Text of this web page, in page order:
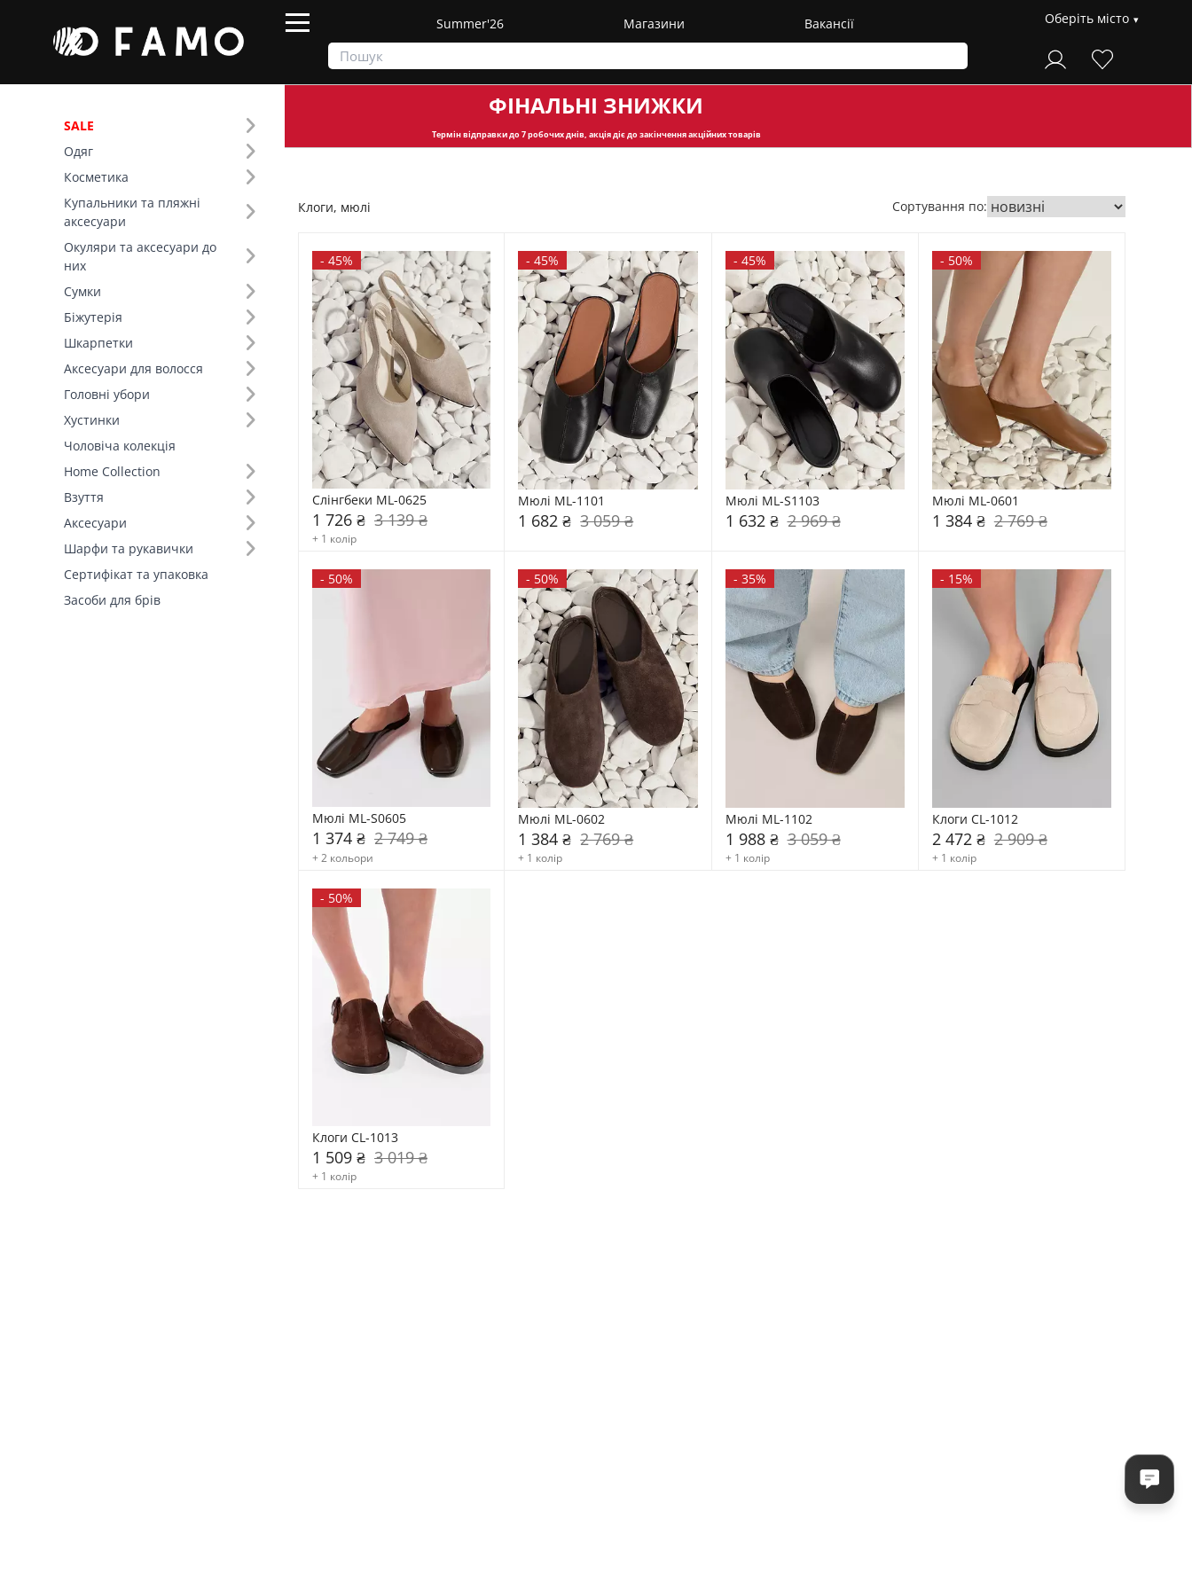
Summer'26 Магазини Вакансії Оберіть місто
SALE
Одяг
Косметика
Купальники та пляжні
аксесуари
Окуляри та аксесуари до
них
Сумки
Біжутерія
Шкарпетки
Аксесуари для волосся
Головні убори
Хустинки
Чоловіча колекція
Home Collection
Взуття
Аксесуари
Шарфи та рукавички
Сертифікат та упаковка
Засоби для брів
ФІНАЛЬНІ ЗНИЖКИ
Термін відправкидо 7 робочих днів, акція діє до закінчення акційних товарів
Фільтр
Ціна
SALE
Розмір (4)
Основний колір (4)
Клоги, мюлі Сортування по:
- 45%
Слінгбеки ML-0625
1 726 ₴ 3 139 ₴
+ 1 колір
-45%
Мюлі ML-1101
1 682 ₴ 3 059 ₴
- 45%
Мюлі ML-S1103
1 632 ₴ 2 969 ₴
- 50%
Мюлі ML-0601
1 384 ₴ 2 769 ₴
- 50%
Мюлі ML-S0605
1 374 ₴ 2 749 ₴
+ 2 кольори
- 50%
Мюлі ML-0602
1 384 ₴ 2 769 ₴
+ 1 колір
- 35%
Мюлі ML-1102
1 988 ₴ 3 059 ₴
+ 1 колір
- 15%
Клоги CL-1012
2 472 ₴ 2 909 ₴
+ 1 колір
- 50%
Клоги CL-1013
1 509 ₴ 3 019 ₴
+ 1 колір